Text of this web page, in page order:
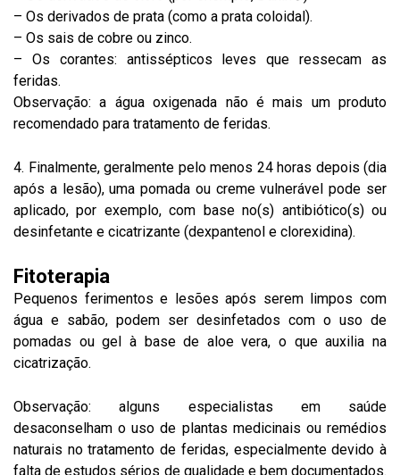
– Os derivados de prata (como a prata coloidal).
– Os sais de cobre ou zinco.
– Os corantes: antissépticos leves que ressecam as
feridas.
Observação: a água oxigenada não é mais um produto
recomendado para tratamento de feridas.
4. Finalmente, geralmente pelo menos 24 horas depois (dia
após a lesão), uma pomada ou creme vulnerável pode ser
aplicado, por exemplo, com base no(s) antibiótico(s) ou
desinfetante e cicatrizante (dexpantenol e clorexidina).
Fitoterapia
Pequenos ferimentos e lesões após serem limpos com
água e sabão, podem ser desinfetados com o uso de
pomadas ou gel à base de aloe vera, o que auxilia na
cicatrização.
Observação: alguns especialistas em saúde
desaconselham o uso de plantas medicinais ou remédios
naturais no tratamento de feridas, especialmente devido à
falta de estudos sérios de qualidade e bem documentados.